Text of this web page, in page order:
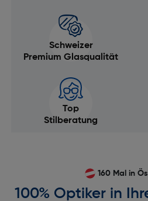
Schweizer
Premium Glasqualität
Top
Stilberatung
160 Mal in
100% Optiker in